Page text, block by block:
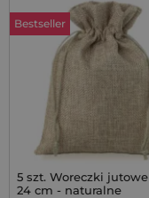
Bestseller
5 szt. Woreczki jutowe
24 cm - naturalne